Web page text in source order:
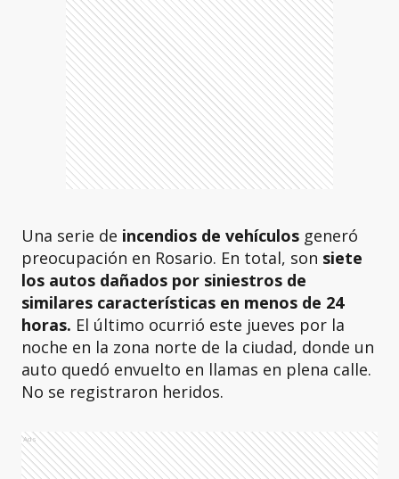
Una serie de incendios de vehículos generó
preocupación en Rosario. En total, son siete
los autos dañados por siniestros de
similares características en menos de 24
horas. El último ocurrió este jueves por la
noche en la zona norte de la ciudad, donde un
auto quedó envuelto en llamas en plena calle.
No se registraron heridos.
Ads